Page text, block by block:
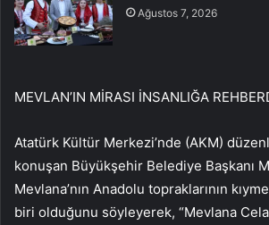
Ağustos 7, 2026
MEVLAN’IN MİRASI İNSANLIĞA
Atatürk Kültür Merkezi’nde (AKM)
konuşan Büyükşehir Belediye Başkanı
Mevlana’nın Anadolu topraklarının
biri olduğunu söyleyerek, “Mevlana